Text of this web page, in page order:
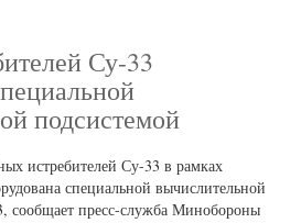
Су-33
подсистемой
истребителей Су-33 в рамках
специальной вычислительной
сообщает пресс-служба Минобороны